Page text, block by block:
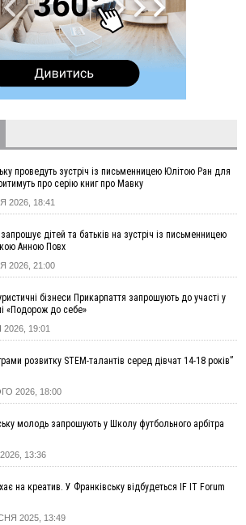
під час пожежі будинку травмувалась
на Говерлі встановили Рекорд
за пів року трапилось понад 100 ДТП через
Київ та область: 14 загиблих,
і пожежі (фото, відео)
ворог уже був у нашій траншеї»:
на псевдо «Француз»
у кількох групах крові: прикарпатців
звільнили водія маршрутки, який зневажив і
воїна
з водоспаду впала жінка і загинула
без обмежень: blago розширює участь ЖК
«КО-ХАТИ. Море питань» представить
виставці у Венеції
у серпні? Поради для щедрого
серпня частково обмежуватимуть рух
розмітки
про нову тактику ФСБ: фейкові побачення
з початку року сталося майже 1,4 тисячі
проведуть зустріч із письменницею Юлітою Ран для
про серію книг про Мавку
2026, 18:41
дітей та батьків на зустріч із письменницею
Анною Повх
2026, 21:00
бізнеси Прикарпаття запрошують до участі у
«Подорож до себе»
19:01
розвитку STEM-талантів серед дівчат 14-18 років”
2026, 18:00
молодь запрошують у Школу футбольного арбітра
13:36
на креатив. У Франківську відбудеться IF IT Forum
2025, 13:49